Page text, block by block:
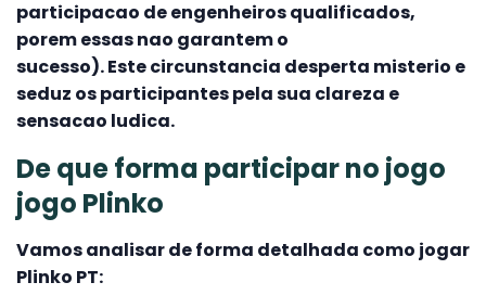
participacao de engenheiros qualificados,
porem essas nao garantem o
sucesso). Este circunstancia desperta misterio e
seduz os participantes pela sua clareza e
sensacao ludica.
De que forma participar no jogo
jogo Plinko
Vamos analisar de forma detalhada como jogar
Plinko PT: